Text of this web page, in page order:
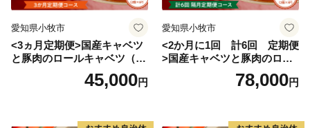
愛知県小牧市
<3ヵ月定期便>国産キャベツ
と豚肉のロールキャベツ（6P
45,000円
愛知県小牧市
<2か月に1回 計6回 定期便
>国産キャベツと豚肉のロー
ルキャベツ（4P入り）
78,000円